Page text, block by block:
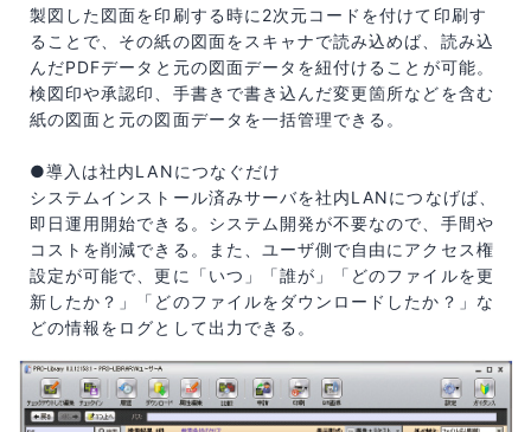
製図した図面を印刷する時に2次元コードを付けて印刷す
ることで、その紙の図面をスキャナで読み込めば、読み込
んだPDFデータと元の図面データを紐付けることが可能。
検図印や承認印、手書きで書き込んだ変更箇所などを含む
紙の図面と元の図面データを一括管理できる。
●導入は社内LANにつなぐだけ
システムインストール済みサーバを社内LANにつなげば、
即日運用開始できる。システム開発が不要なので、手間や
コストを削減できる。また、ユーザ側で自由にアクセス権
設定が可能で、更に「いつ」「誰が」「どのファイルを更
新したか？」「どのファイルをダウンロードしたか？」な
どの情報をログとして出力できる。